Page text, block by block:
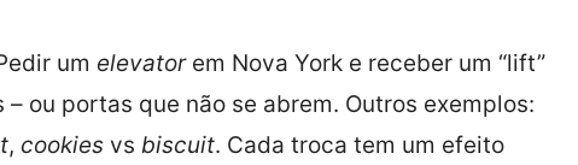
um elevatorem Nova York e receber um “lift”
ou portas que não se abrem. Outros exemplos:
, cookiesvs biscuit. Cada troca tem um efeito